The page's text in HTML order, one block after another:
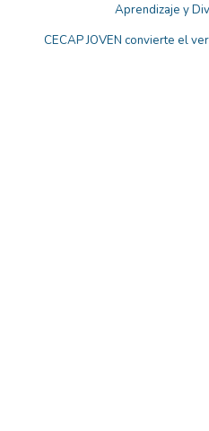
Aprendizaje y
CECAP JOVEN convierte el